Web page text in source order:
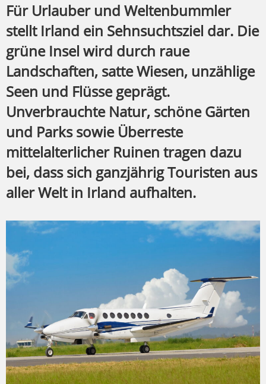
Für Urlauber und Weltenbummler
stellt Irland ein Sehnsuchtsziel dar. Die
grüne Insel wird durch raue
Landschaften, satte Wiesen, unzählige
Seen und Flüsse geprägt.
Unverbrauchte Natur, schöne Gärten
und Parks sowie Überreste
mittelalterlicher Ruinen tragen dazu
bei, dass sich ganzjährig Touristen aus
aller Welt in Irland aufhalten.